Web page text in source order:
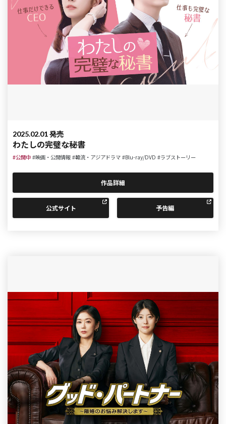
2025.02.01 発売
わたしの完璧な秘書
#公開中 #映画・公開情報 #韓流・アジアドラマ #Blu-ray/DVD #ラブストーリー
作品詳細
公式サイト 予告編